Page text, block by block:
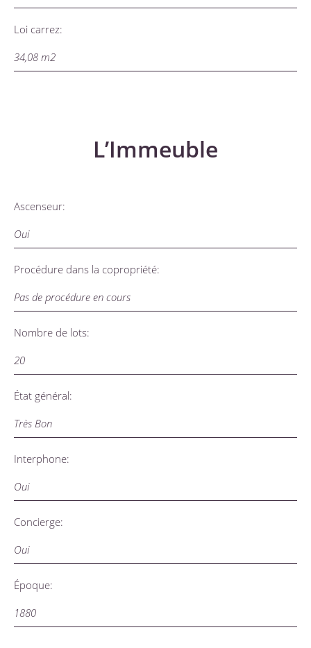
Loi carrez:
34,08 m2
L’Immeuble
Ascenseur:
Oui
Procédure dans la copropriété:
Pas de procédure en cours
Nombre de lots:
20
État général:
Très Bon
Interphone:
Oui
Concierge:
Oui
Époque:
1880